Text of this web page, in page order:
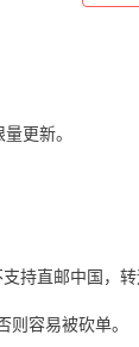
更新。
持直邮中国，转
则容易被砍单。